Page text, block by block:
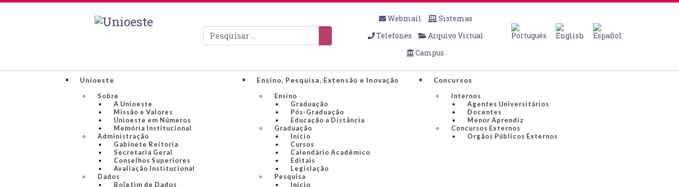
Pesquisar
Webmail
Sistemas
Telefones
Arquivo Virtual
Campus
Unioeste
Sobre
A Unioeste
Missão e Valores
Unioeste em Números
Memória Institucional
Administração
Gabinete Reitoria
Secretaria Geral
Conselhos Superiores
Avaliação Institucional
Dados
Boletim de Dados
Ensino, Pesquisa, Extensão e Inovação
Ensino
Graduação
Pós-Graduação
Educação a Distância
Graduação
Início
Cursos
Calendário Acadêmico
Editais
Legislação
Pesquisa
Início
Concursos
Internos
Agentes Universitários
Docentes
Menor Aprendiz
Concursos Externos
Orgãos Públicos Externos